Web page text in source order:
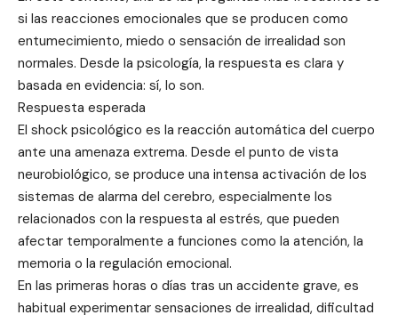
si las reacciones emocionales que se producen como
entumecimiento, miedo o sensación de irrealidad son
normales. Desde la psicología, la respuesta es clara y
basada en evidencia: sí, lo son.
Respuesta esperada
El shock psicológico es la reacción automática del cuerpo
ante una amenaza extrema. Desde el punto de vista
neurobiológico, se produce una intensa activación de los
sistemas de alarma del cerebro, especialmente los
relacionados con la respuesta al estrés, que pueden
afectar temporalmente a funciones como la atención, la
memoria o la regulación emocional.
En las primeras horas o días tras un accidente grave, es
habitual experimentar sensaciones de irrealidad, dificultad